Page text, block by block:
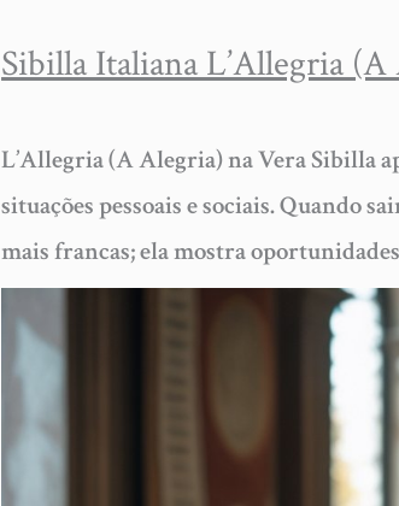
Sibilla Italiana L’Allegria
L’Allegria (A Alegria) na Vera Sibilla
situações pessoais e sociais.Quando
mais francas; ela mostra